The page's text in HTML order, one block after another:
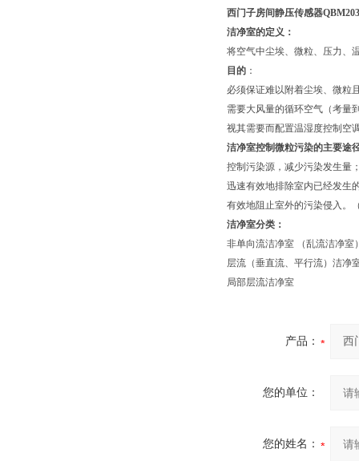
西门子房间静压传感器
洁净室的定义：
将空气中尘埃、微粒、压力、
目的 ：
必须保证难以附着尘埃、微粒
需要大风量的循环空气（考量
视其需要而配置温湿度控制空
洁净室控制微粒污染的主要途
控制污染源，减少污染发生量
迅速有效地排除室内已经发生
有效地阻止室外的污染侵入。
洁净室分类：
非单向流洁净室 （乱流洁净室
层流（垂直流、平行流）洁净
局部层流洁净室
产品：
您的单位：
您的姓名：